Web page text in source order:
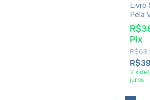
Livro
Pela
-
Pix
2 x de
juros